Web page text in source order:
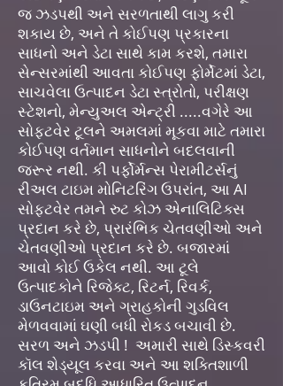
જ ઝડપથી અને સરળતાથી લાગુ કરી
શકાય છે, અને તે કોઈપણ પ્રકારના
સાધનો અને ડેટા સાથે કામ કરશે, તમારા
સેન્સરમાંથી આવતા કોઈપણ ફોર્મેટમાં ડેટા,
સાચવેલા ઉત્પાદન ડેટા સ્ત્રોતો, પરીક્ષણ
સ્ટેશનો, મેન્યુઅલ એન્ટ્રી .....વગેરે આ
સોફ્ટવેર ટૂલને અમલમાં મૂકવા માટે તમારા
કોઈપણ વર્તમાન સાધનોને બદલવાની
જરૂર નથી. કી પર્ફોર્મન્સ પેરામીટર્સનું
રીઅલ ટાઇમ મોનિટરિંગ ઉપરાંત, આ AI
સોફ્ટવેર તમને રુટ કોઝ એનાલિટિક્સ
પ્રદાન કરે છે, પ્રારંભિક ચેતવણીઓ અને
ચેતવણીઓ પ્રદાન કરે છે. બજારમાં
આવો કોઈ ઉકેલ નથી. આ ટૂલે
ઉત્પાદકોને રિજેક્ટ, રિટર્ન, રિવર્ક,
ડાઉનટાઇમ અને ગ્રાહકોની ગુડવિલ
મેળવવામાં ઘણી બધી રોકડ બચાવી છે.
સરળ અને ઝડપી ! અમારી સાથે ડિસ્કવરી
કૉલ શેડ્યૂલ કરવા અને આ શક્તિશાળી